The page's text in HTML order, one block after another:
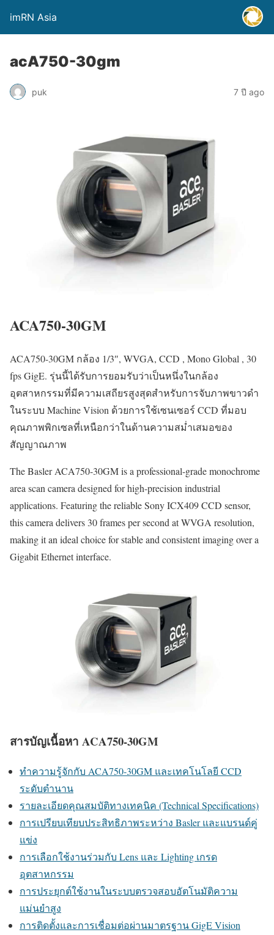
imRN Asia
acA750-30gm
puk 7 ปี ago
ACA750-30GM
ACA750-30GM กล้อง 1/3″, WVGA, CCD , Mono Global , 30
fps GigE. รุ่นนี้ได้รับการยอมรับว่าเป็นหนึ่งในกล้อง
อุตสาหกรรมที่มีความเสถียรสูงสุดสำหรับการจับภาพขาวดำ
ในระบบ Machine Vision ด้วยการใช้เซนเซอร์ CCD ที่มอบ
คุณภาพพิกเซลที่เหนือกว่าในด้านความสม่ำเสมอของ
สัญญาณภาพ
The Basler ACA750-30GM is a professional-grade monochrome
area scan camera designed for high-precision industrial
applications. Featuring the reliable Sony ICX409 CCD sensor,
this camera delivers 30 frames per second at WVGA resolution,
making it an ideal choice for stable and consistent imaging over a
Gigabit Ethernet interface.
สารบัญเนื้อหา ACA750-30GM
ทำความรู้จักกับ ACA750-30GM และเทคโนโลยี CCD
ระดับตำนาน
รายละเอียดคุณสมบัติทางเทคนิค (Technical Specifications)
การเปรียบเทียบประสิทธิภาพระหว่าง Basler และแบรนด์คู่
แข่ง
การเลือกใช้งานร่วมกับ Lens และ Lighting เกรด
อุตสาหกรรม
การประยุกต์ใช้งานในระบบตรวจสอบอัตโนมัติความ
แม่นยำสูง
การติดตั้งและการเชื่อมต่อผ่านมาตรฐาน GigE Vision